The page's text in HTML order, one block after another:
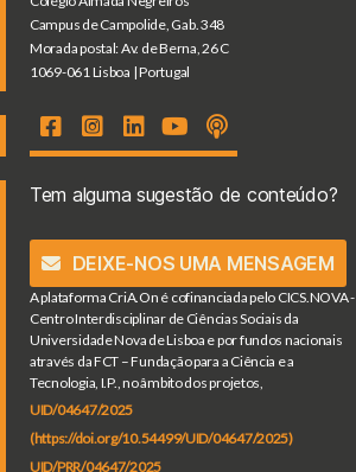
Campus de Campolide, Gab. 348
Morada postal: Av. de Berna, 26 C
1069-061 Lisboa | Portugal
Tem alguma sugestão de conteúdo?
DEIXE-NOS UMA MENSAGEM
A plataforma CriA.On é cofinanciada pelo CICS.NOVA -
Centro Interdisciplinar de Ciências Sociais da
Universidade Nova de Lisboa e por fundos nacionais
através da FCT – Fundação para a Ciência e a
Tecnologia, I.P., no âmbito dos projetos,
UID/04647/2025
(https://doi.org/10.54499/UID/04647/2025)
UID/PRR/04647/2025